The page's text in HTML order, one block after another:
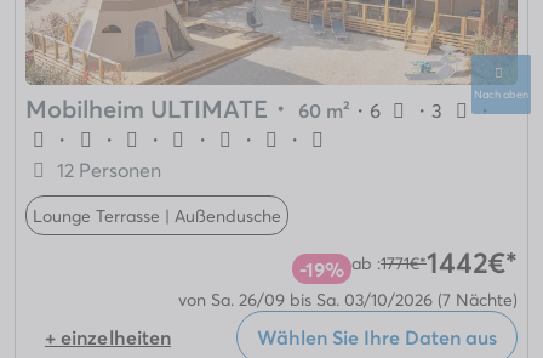
Mobilheim ULTIMATE ・ 60 m² ・ 6 ・3
・
・
・ ・ ・ ・
・
12 Personen
Lounge Terrasse | Außendusche
-19% ab :1771€*1442€*
von Sa. 26/09 bis Sa. 03/10/2026 (7 Nächte)
+ einzelheiten Wählen Sie Ihre Daten aus
Nach oben